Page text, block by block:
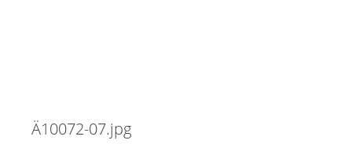
Ä10072-07.jpg